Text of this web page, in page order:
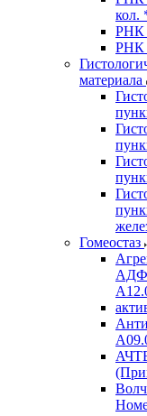
кол.
РНК
РНК
материала
Гомеостаз
АДФ